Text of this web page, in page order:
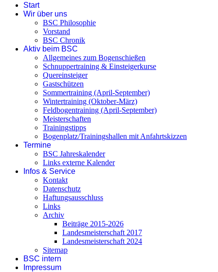
Start
Wir über uns
BSC Philosophie
Vorstand
BSC Chronik
Aktiv beim BSC
Allgemeines zum Bogenschießen
Schnuppertraining & Einsteigerkurse
Quereinsteiger
Gastschützen
Sommertraining (April-September)
Wintertraining (Oktober-März)
Feldbogentraining (April-September)
Meisterschaften
Trainingstipps
Bogenplatz/Trainingshallen mit Anfahrtskizzen
Termine
BSC Jahreskalender
Links externe Kalender
Infos & Service
Kontakt
Datenschutz
Haftungsausschluss
Links
Archiv
Beiträge 2015-2026
Landesmeisterschaft 2017
Landesmeisterschaft 2024
Sitemap
BSC intern
Impressum